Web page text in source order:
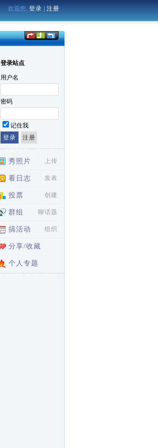
欢迎您, 登录 注册
登录站点
用户名
密码
记住我
秀照片 上传
看日志 发表
投票 创建
群组 聊话题
搞活动 组织
分享/收藏
个人专题